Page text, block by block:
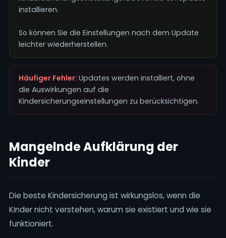
installieren.
So können Sie die Einstellungen nach dem Update
leichter wiederherstellen.
Häufiger Fehler: Updates werden installiert, ohne
die Auswirkungen auf die
Kindersicherungseinstellungen zu berücksichtigen.
Mangelnde Aufklärung der
Kinder
Die beste Kindersicherung ist wirkungslos, wenn die
Kinder nicht verstehen, warum sie existiert und wie sie
funktioniert.